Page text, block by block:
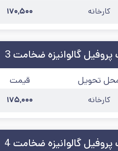
کارخانه ۱۷۰,۵۰۰
گالوانیزه ضخامت 3
تحویل قیمت
کارخانه ۱۷۵,۰۰۰
گالوانیزه ضخامت 4